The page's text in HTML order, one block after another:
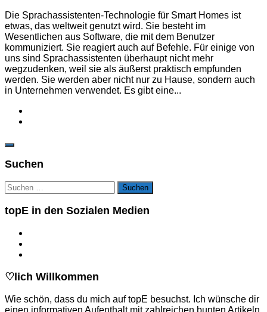
Die Sprachassistenten-Technologie für Smart Homes ist
etwas, das weltweit genutzt wird. Sie besteht im
Wesentlichen aus Software, die mit dem Benutzer
kommuniziert. Sie reagiert auch auf Befehle. Für einige von
uns sind Sprachassistenten überhaupt nicht mehr
wegzudenken, weil sie als äußerst praktisch empfunden
werden. Sie werden aber nicht nur zu Hause, sondern auch
in Unternehmen verwendet. Es gibt eine...
Suchen
Suchen
nach:
topE in den Sozialen Medien
♡lich Willkommen
Wie schön, dass du mich auf topE besuchst. Ich wünsche dir
einen informativen Aufenthalt mit zahlreichen bunten Artikeln